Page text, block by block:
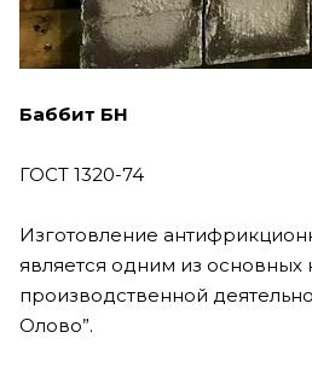
Баббит БН
ГОСТ 1320-74
Изготовление
является одним из основных
производственной
Олово”.